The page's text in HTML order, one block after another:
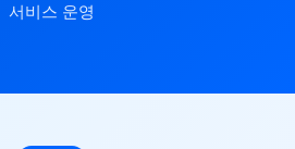
서비스 운영